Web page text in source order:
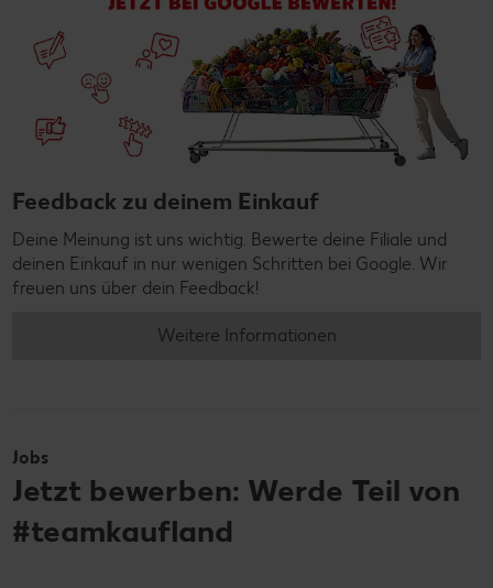
Feedback zu deinem Einkauf
Deine Meinung ist uns wichtig. Bewerte deine Filiale und
deinen Einkauf in nur wenigen Schritten bei Google. Wir
freuen uns über dein Feedback!
Weitere Informationen
Jobs
Jetzt bewerben: Werde Teil von
#teamkaufland